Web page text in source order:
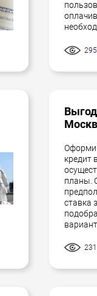
кредит
планы.
ставка